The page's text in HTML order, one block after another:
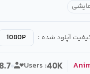
آپلود شده : 1080P
8.7 Users :40K